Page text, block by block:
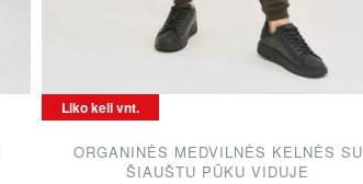
Liko keli vnt.
ORGANINĖS MEDVILNĖS KELNĖS SU
ŠIAUŠTU PŪKU VIDUJE